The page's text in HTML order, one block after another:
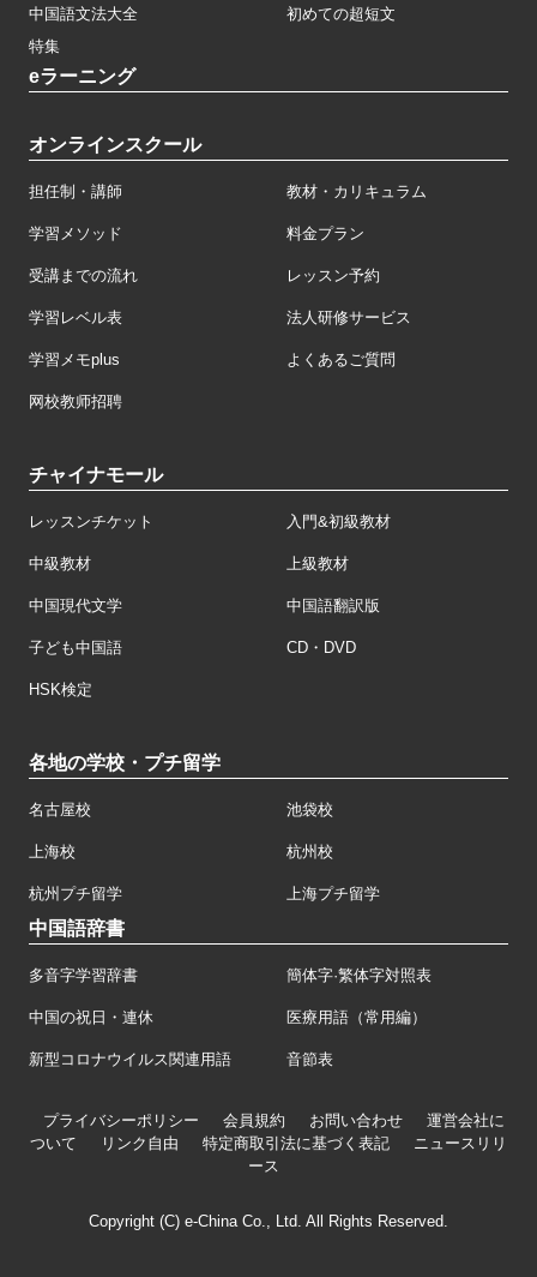
中国語文法大全
初めての超短文
特集
eラーニング
オンラインスクール
担任制・講師 教材・カリキュラム
学習メソッド 料金プラン
受講までの流れ レッスン予約
学習レベル表 法人研修サービス
学習メモplus よくあるご質問
网校教师招聘
チャイナモール
レッスンチケット 入門&初級教材
中級教材 上級教材
中国現代文学 中国語翻訳版
子ども中国語 CD・DVD
HSK検定
各地の学校・プチ留学
名古屋校 池袋校
上海校 杭州校
杭州プチ留学 上海プチ留学
中国語辞書
多音字学習辞書 簡体字·繁体字対照表
中国の祝日・連休 医療用語（常用編）
新型コロナウイルス関連用語 音節表
プライバシーポリシー 会員規約 お問い合わせ
運営会社に
ついて
リンク自由 特定商取引法に基づく表記
ニュースリリ
ース
Copyright (C) e-China Co., Ltd. All Rights Reserved.